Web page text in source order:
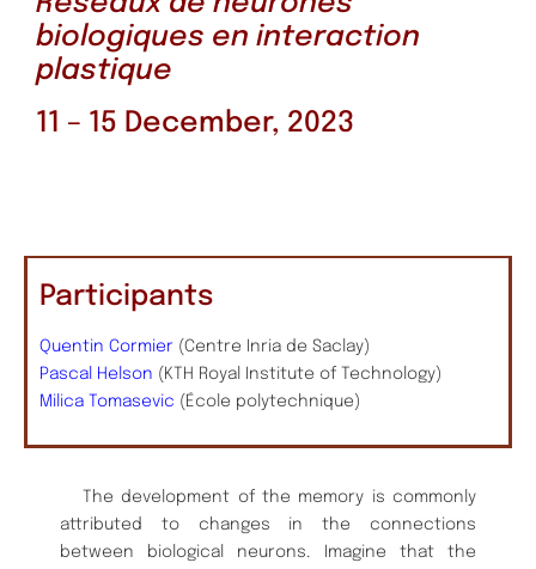
biologiques en interaction
plastique
11 – 15 December, 2023
Participants
Quentin Cormier (Centre Inria de Saclay)
Pascal Helson (KTH Royal Institute of Technology)
Milica Tomasevic (École polytechnique)
The development of the memory is commonly
attributed to changes in the connections
between biological neurons. Imagine that the